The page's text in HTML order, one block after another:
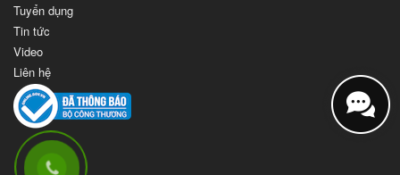
Tuyển dụng
Tin tức
Video
Liên hệ